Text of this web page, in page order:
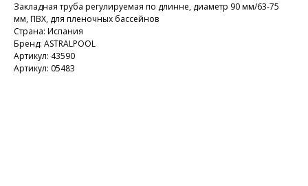
Закладная труба регулируемая по длинне, диаметр 90 мм/63-75
мм, ПВХ, для пленочных бассейнов
Страна: Испания
Бренд: ASTRALPOOL
Артикул: 43590
Артикул: 05483